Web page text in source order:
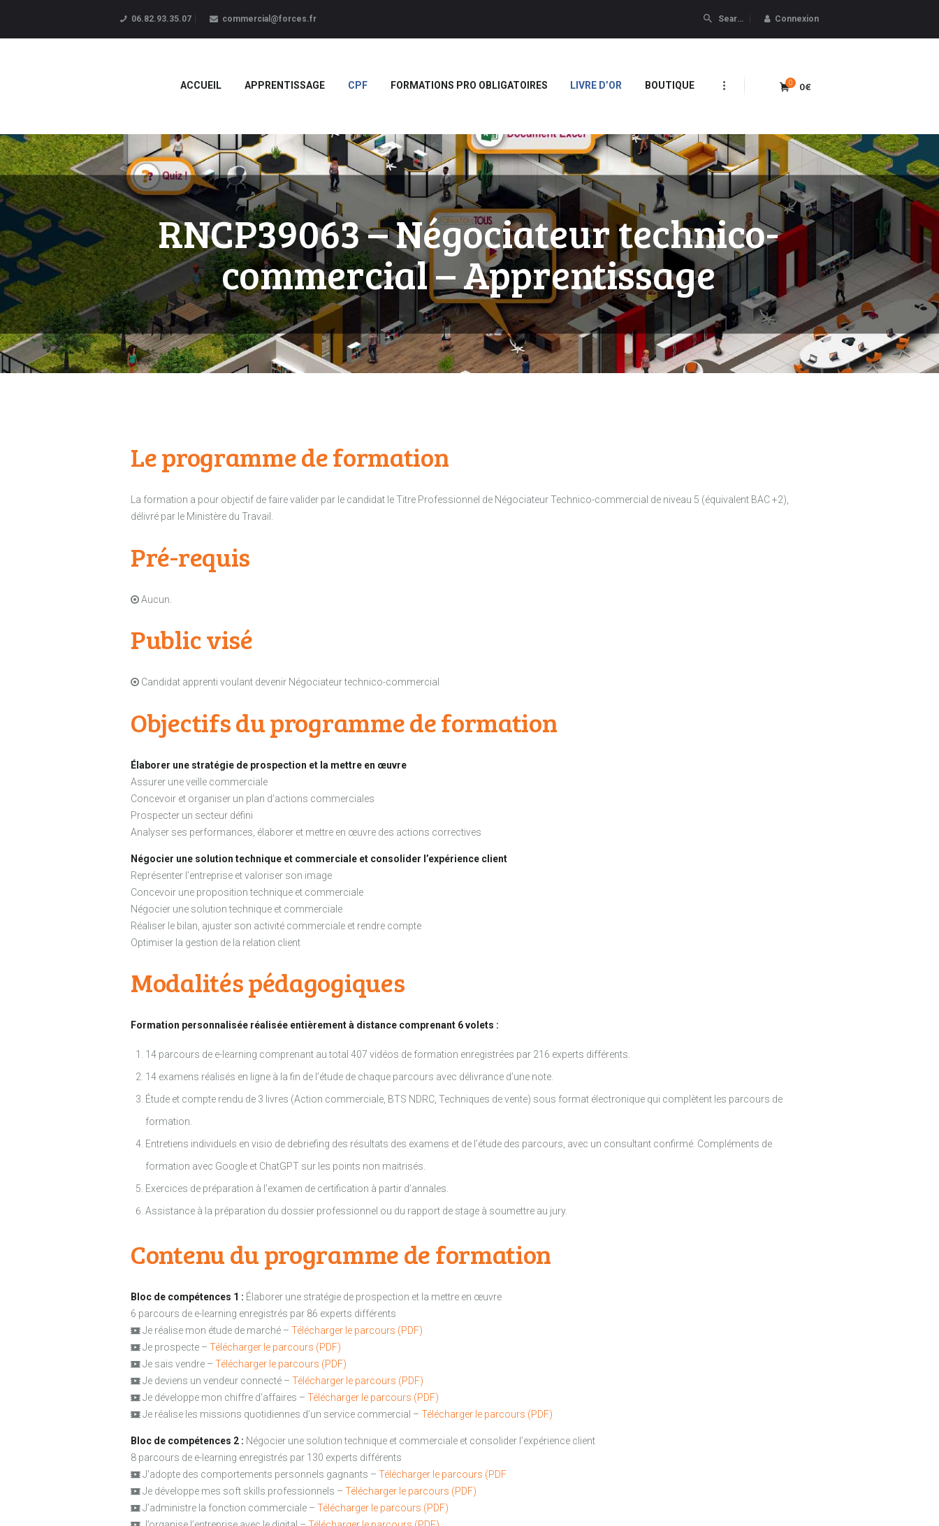
06.82.93.35.07 commercial@forces.fr Connexion
ACCUEIL APPRENTISSAGE CPF FORMATIONS PRO OBLIGATOIRES LIVRE D’OR BOUTIQUE 0€
0
RNCP39063 – Négociateur technico-
commercial – Apprentissage
Forces
APPRENTISSAGE
FORMATIONS PRO
LIVRE D’OR
BOUTIQUE
MARQUE BLANCHE
Le programme de formation
La formation a pour objectif de faire valider par le candidat le Titre Professionnel de Négociateur Technico-commercial de niveau 5 (équivalent BAC +2),
délivré par le Ministère du Travail.
Pré-requis
Aucun.
Public visé
Candidat apprenti voulant devenir Négociateur technico-commercial
Objectifs du programme de formation
Élaborer une stratégie de prospection et la mettre en œuvre
Assurer une veille commerciale
Concevoir et organiser un plan d’actions commerciales
Prospecter un secteur défini
Analyser ses performances, élaborer et mettre en œuvre des actions correctives
Négocier une solution technique et commerciale et consolider l’expérience client
Représenter l’entreprise et valoriser son image
Concevoir une proposition technique et commerciale
Négocier une solution technique et commerciale
Réaliser le bilan, ajuster son activité commerciale et rendre compte
Optimiser la gestion de la relation client
Modalités pédagogiques
Formation personnalisée réalisée entièrement à distance comprenant 6 volets :
14 parcours de e-learning comprenant au total 407 vidéos de formation enregistrées par 216 experts différents.
14 examens réalisés en ligne à la fin de l’étude de chaque parcours avec délivrance d’une note.
Étude et compte rendu de 3 livres (Action commerciale, BTS NDRC, Techniques de vente) sous format électronique qui complètent les parcours de
formation.
Entretiens individuels en visio de debriefing des résultats des examens et de l’étude des parcours, avec un consultant confirmé. Compléments de
formation avec Google et ChatGPT sur les points non maitrisés.
Exercices de préparation à l’examen de certification à partir d’annales.
Assistance à la préparation du dossier professionnel ou du rapport de stage à soumettre au jury.
Contenu du programme de formation
Bloc de compétences 1 : Élaborer une stratégie de prospection et la mettre en œuvre
6 parcours de e-learning enregistrés par 86 experts différents
Je réalise mon étude de marché – Télécharger le parcours (PDF)
Je prospecte – Télécharger le parcours (PDF)
Je sais vendre – Télécharger le parcours (PDF)
Je deviens un vendeur connecté – Télécharger le parcours (PDF)
Je développe mon chiffre d’affaires – Télécharger le parcours (PDF)
Je réalise les missions quotidiennes d’un service commercial – Télécharger le parcours (PDF)
Bloc de compétences 2 : Négocier une solution technique et commerciale et consolider l’expérience client
8 parcours de e-learning enregistrés par 130 experts différents
J’adopte des comportements personnels gagnants – Télécharger le parcours (PDF
Je développe mes soft skills professionnels – Télécharger le parcours (PDF)
J’administre la fonction commerciale – Télécharger le parcours (PDF)